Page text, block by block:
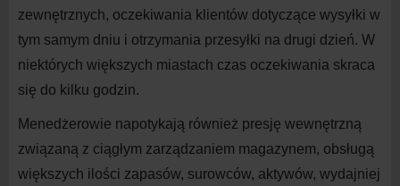
zewnętrznych, oczekiwania klientów dotyczące wysyłki w
tym samym dniu i otrzymania przesyłki na drugi dzień. W
niektórych większych miastach czas oczekiwania skraca
się do kilku godzin.
Menedżerowie napotykają również presję wewnętrzną
związaną z ciągłym zarządzaniem magazynem, obsługą
większych ilości zapasów, surowców, aktywów, wydajniej